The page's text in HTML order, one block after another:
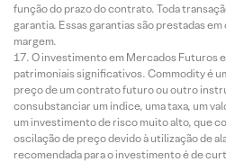
função do prazo do contrato. Toda
garantia. Essas garantias são prestadas
margem.
O investimento em Mercados Futuros
patrimoniais significativos. Commodity é
preço de um contrato futuro ou outro
consubstanciar um índice, uma taxa, um
um investimento de risco muito alto, que
oscilação de preço devido à utilização de
recomendada para o investimento é de